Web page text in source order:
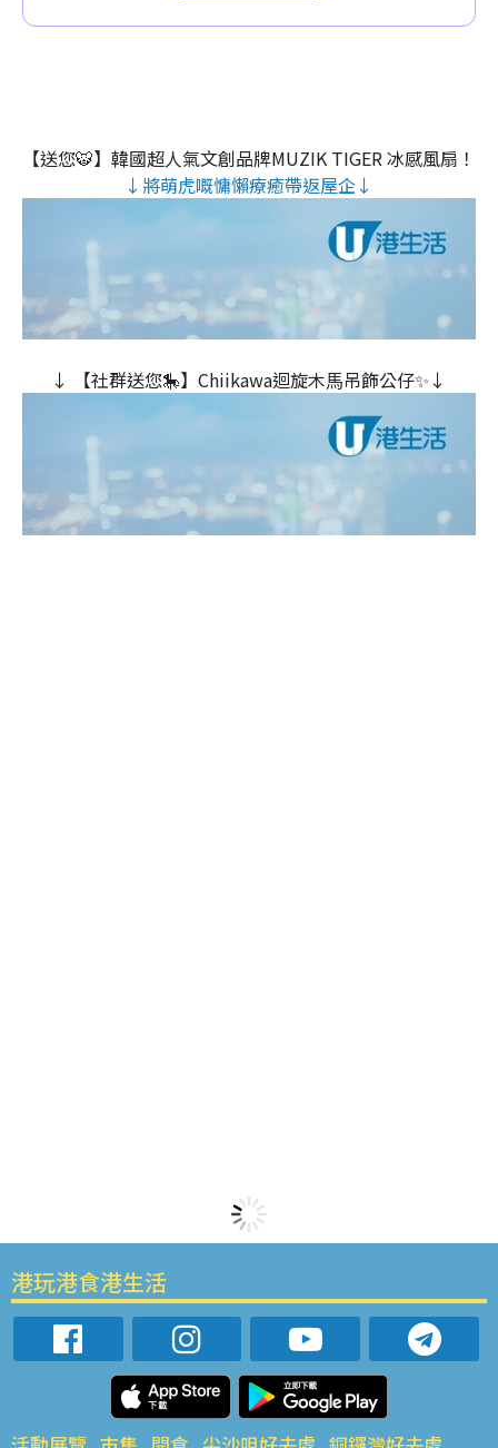
【送您🐯】韓國超人氣文創品牌MUZIK TIGER 冰感風扇！
↓將萌虎嘅慵懶療癒帶返屋企↓
↓ 【社群送您🎠】Chiikawa迴旋木⾺吊飾公仔✨↓
港玩港食港生活